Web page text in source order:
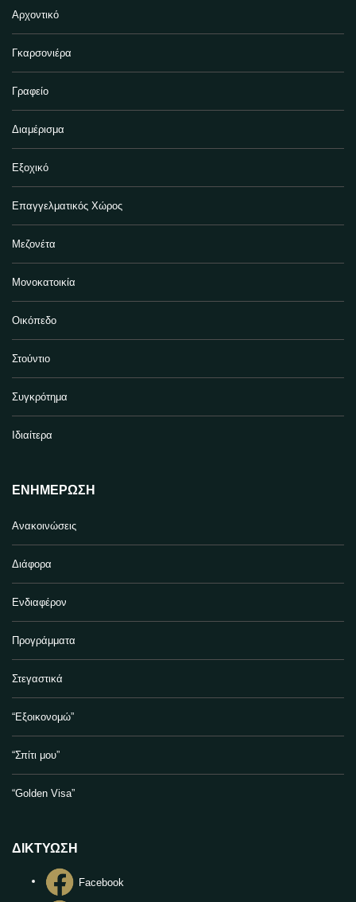
Αρχοντικό
Γκαρσονιέρα
Γραφείο
Διαμέρισμα
Εξοχικό
Επαγγελματικός Χώρος
Μεζονέτα
Μονοκατοικία
Οικόπεδο
Στούντιο
Συγκρότημα
Ιδιαίτερα
ΕΝΗΜΈΡΩΣΗ
Ανακοινώσεις
Διάφορα
Ενδιαφέρον
Προγράμματα
Στεγαστικά
“Εξοικονομώ”
“Σπίτι μου”
“Golden Visa”
ΔΙΚΤΥΩΣΗ
Facebook